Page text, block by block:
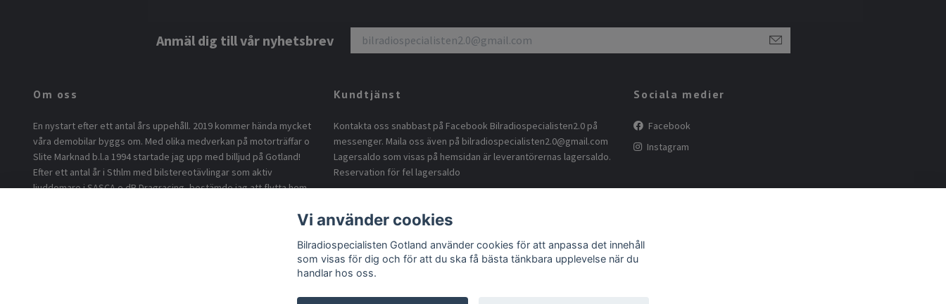
Anmäl dig till vår nyhetsbrev
Om oss
En nystart efter ett antal års uppehåll. 2019 kommer hända mycket
våra demobilar byggs om. Med olika medverkan på motorträffar o
Slite Marknad b.l.a 1994 startade jag upp med billjud på Gotland!
Efter ett antal år i Sthlm med bilstereotävlingar som aktiv
ljuddomare i SASCA o dB Dragracing, bestämde jag att flytta hem
som föddes 1994 som idé sprutan o eldsjälen för byggandet av
Kundtjänst
Kontakta oss snabbast på Facebook Bilradiospecialisten2.0 på
messenger. Maila oss även på bilradiospecialisten2.0@gmail.com
Lagersaldo som visas på hemsidan är leverantörernas lagersaldo.
Reservation för fel lagersaldo
Sociala medier
Facebook
Instagram
Vi använder cookies
Bilradiospecialisten Gotland använder cookies för att anpassa det innehåll
som visas för dig och för att du ska få bästa tänkbara upplevelse när du
handlar hos oss.